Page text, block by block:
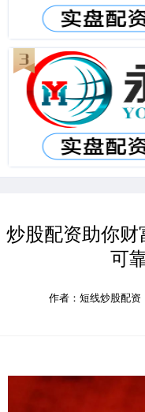
炒股配资助你
可
作者：短线炒股配资